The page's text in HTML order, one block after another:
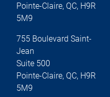
Pointe-Claire, QC, H9R
5M9
755 Boulevard Saint-
Jean
Suite 500
Pointe-Claire, QC, H9R
5M9